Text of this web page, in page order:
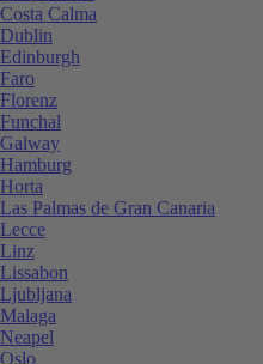
Costa Calma
Dublin
Edinburgh
Faro
Florenz
Funchal
Galway
Hamburg
Horta
Las Palmas de Gran Canaria
Lecce
Linz
Lissabon
Ljubljana
Malaga
Neapel
Oslo